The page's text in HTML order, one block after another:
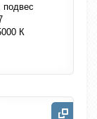
подвес
К